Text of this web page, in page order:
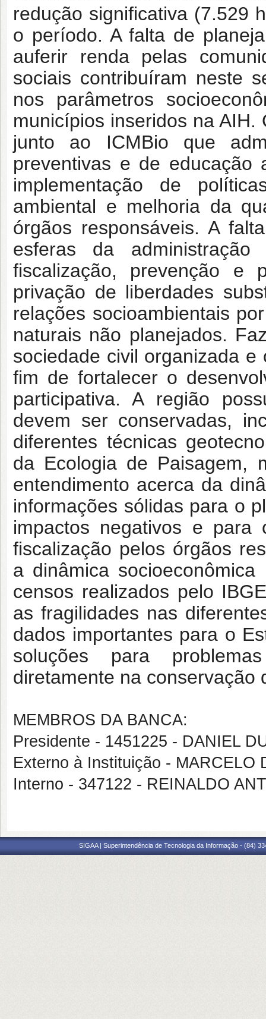
redução significativa (7.529
o período. A falta de
auferir renda pelas
sociais contribuíram neste
nos parâmetros
municípios inseridos na
junto ao ICMBio que
preventivas e de educação
implementação de
ambiental e melhoria da
órgãos responsáveis. A
esferas da
fiscalização, prevenção e
privação de liberdades
relações socioambientais
naturais não planejados.
sociedade civil organizada
fim de fortalecer o
participativa. A região
devem ser conservadas,
diferentes técnicas
da Ecologia de Paisagem,
entendimento acerca da
informações sólidas para o
impactos negativos e para
fiscalização pelos órgãos
a dinâmica
censos realizados pelo
as fragilidades nas
dados importantes para o
soluções para
diretamente na
MEMBROS DA BANCA:
Presidente - 1451225 - DANIEL
Externo à Instituição - MARCELO
Interno - 347122 - REINALDO
SIGAA | Superintendência de Tecnologia da Informação - (84)